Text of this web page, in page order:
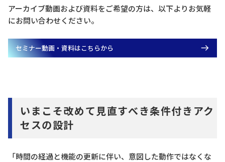
アーカイブ動画および資料をご希望の方は、以下よりお気軽
にお問い合わせください。
セミナー動画・資料はこちらから
いまこそ改めて見直すべき条件付きアク
セスの設計
「時間の経過と機能の更新に伴い、意図した動作ではなくな